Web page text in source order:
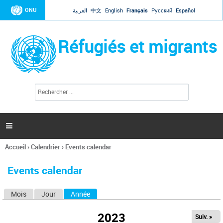
Jump to navigation
ONU العربية 中文 English Français Русский Español
Réfugiés et migrants
l
c
h
e

Vous
ici
Accueil›Calendrier› Events calendar
Events calendar
Mois Jour Année
2023 Suiv. »